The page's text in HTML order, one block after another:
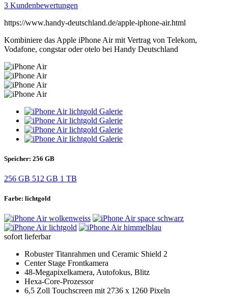
3 Kundenbewertungen
https://www.handy-deutschland.de/apple-iphone-air.html
Kombiniere das Apple iPhone Air mit Vertrag von Telekom,
Vodafone, congstar oder otelo bei Handy Deutschland
Speicher: 256 GB
256 GB 512 GB 1 TB
Farbe: lichtgold
sofort lieferbar
Robuster Titanrahmen und Ceramic Shield 2
Center Stage Frontkamera
48-Megapixelkamera, Autofokus, Blitz
Hexa-Core-Prozessor
6,5 Zoll Touchscreen mit 2736 x 1260 Pixeln